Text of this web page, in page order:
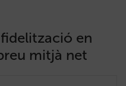
en
mitjà net